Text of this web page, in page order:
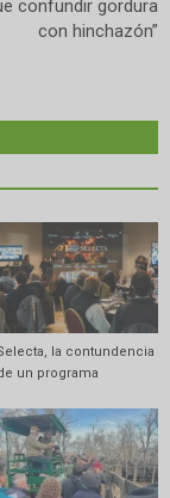
confundir gordura
con hinchazón”
la contundencia
un programa